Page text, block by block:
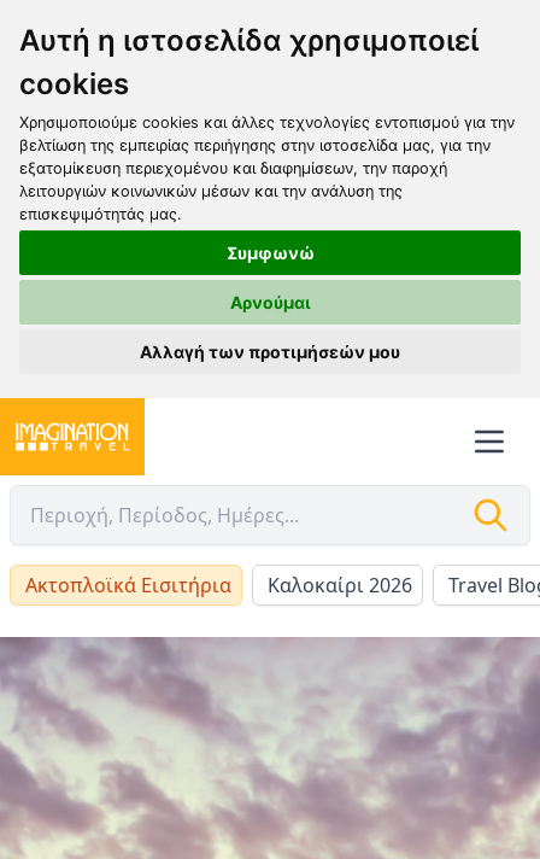
Αυτή η ιστοσελίδα χρησιμοποιεί
cookies
Χρησιμοποιούμε cookies και άλλες τεχνολογίες εντοπισμού για την
βελτίωση της εμπειρίας περιήγησης στην ιστοσελίδα μας, για την
εξατομίκευση περιεχομένου και διαφημίσεων, την παροχή
λειτουργιών κοινωνικών μέσων και την ανάλυση της
επισκεψιμότητάς μας.
Συμφωνώ
Αρνούμαι
Αλλαγή των προτιμήσεών μου
Ακτοπλοϊκά Εισιτήρια Καλοκαίρι 2026 Travel